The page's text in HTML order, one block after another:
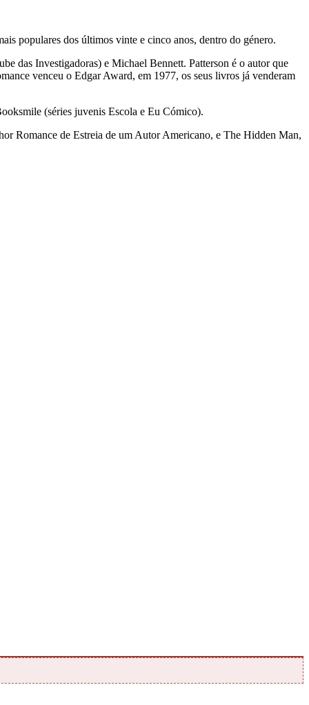
populares dos últimos vinte e cinco anos, dentro do género.
das Investigadoras) e Michael Bennett. Patterson é o autor que
venceu o Edgar Award, em 1977, os seus livros já venderam
(séries juvenis Escola e Eu Cómico).
Romance de Estreia de um Autor Americano, e The Hidden Man,